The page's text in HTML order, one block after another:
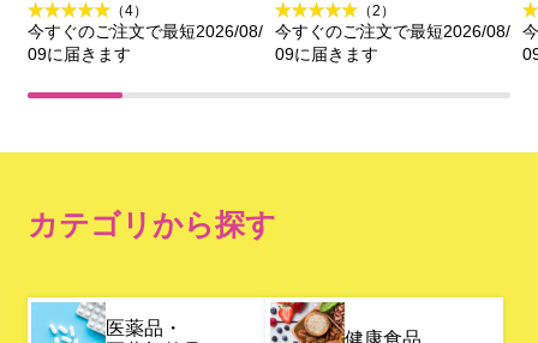
（4）
今すぐのご注文で最短2026/08/
09に届きます
ｇ＋２０ｇ 花王
（2）
今すぐのご注文で最短2026/08/
09に届きます
カテゴリから探す
医薬品・
健康食品